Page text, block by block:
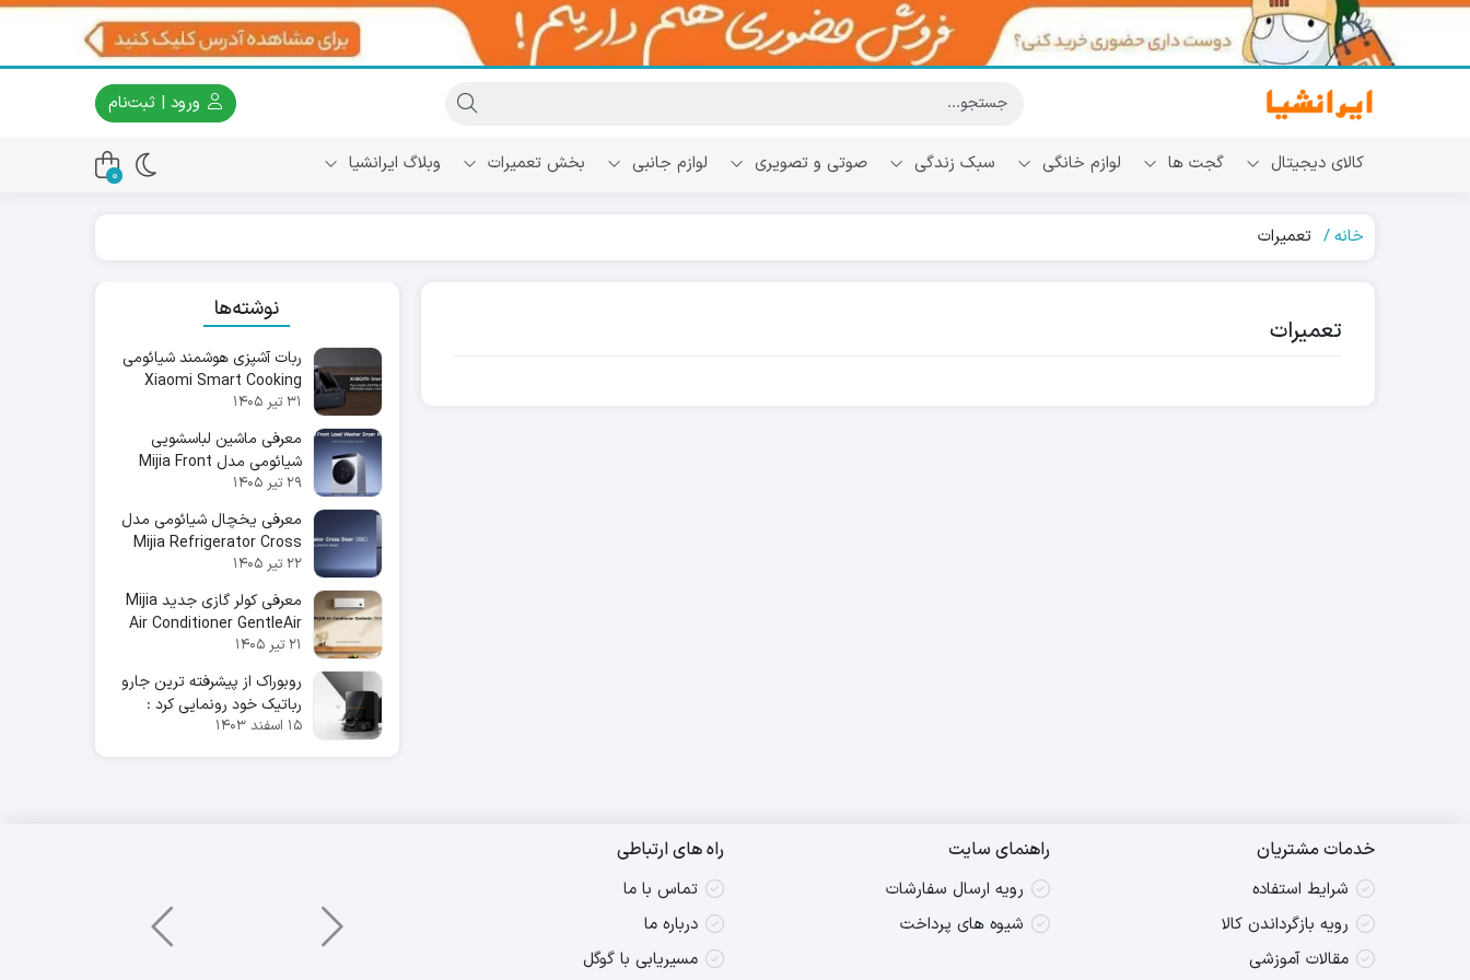
کالای دیجیتال گجت ها لوازم خانگی سبک زندگی صوتی و تصویری لوازم جانبی بخش تعمیرات وبلاگ ایرانشیا 0
خانه تعمیرات
تعمیرات
نوشته‌ها
ربات آشپزی هوشمند شیائومی
Xiaomi Smart Cooking
Robot
۳۱ تیر ۱۴۰۵
معرفی ماشین لباسشویی
شیائومی مدل Mijia Front
Load Washer Dryer Pro
9kg
۲۹ تیر ۱۴۰۵
معرفی یخچال شیائومی مدل
Mijia Refrigerator Cross
Door 502L
۲۲ تیر ۱۴۰۵
معرفی کولر گازی جدید Mijia
Air Conditioner GentleAir
7.0 kW
۲۱ تیر ۱۴۰۵
روبوراک از پیشرفته ترین جارو
رباتیک خود رونمایی کرد :
Saros Z70
۱۵ اسفند ۱۴۰۳
خدمات مشتریان
شرایط استفاده
رویه بازگرداندن کالا
مقالات آموزشی
راهنمای سایت
رویه ارسال سفارشات
شیوه های پرداخت
راه های ارتباطی
تماس با ما
درباره ما
مسیریابی با گوگل